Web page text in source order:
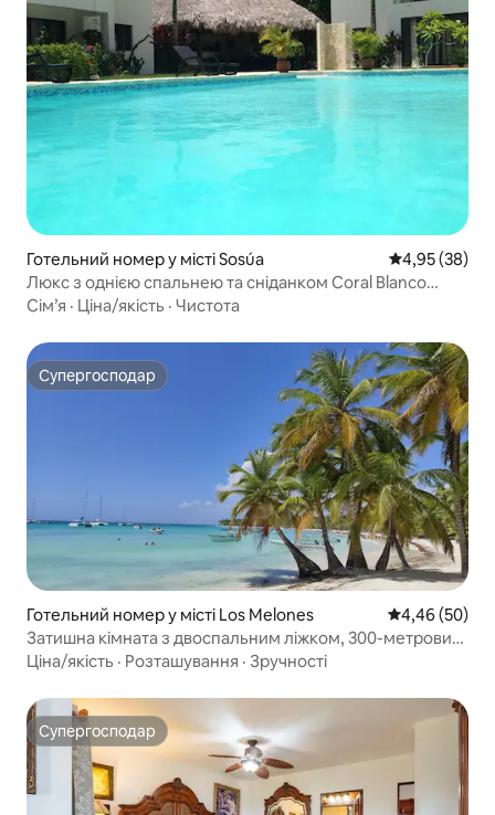
Готельний номер у місті Sosúa Середня
4,95 (38)
Люкс з однією спальнею та сніданком Coral Blanco
Sosua
Сім’я · Ціна/якість · Чистота
Супергосподар
Супергосподар
Готельний номер у місті Los Melones Середня
4,46 (50)
Затишна кімната з двоспальним ліжком, 300-метровий
пляж, кондиціонер, безкоштовний пар
Ціна/якість · Розташування · Зручності
Супергосподар
Супергосподар